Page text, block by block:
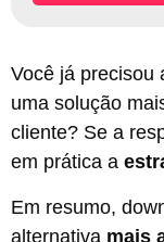
Você já precisou
uma solução
cliente? Se a
em prática a
Em resumo,
alternativa mais